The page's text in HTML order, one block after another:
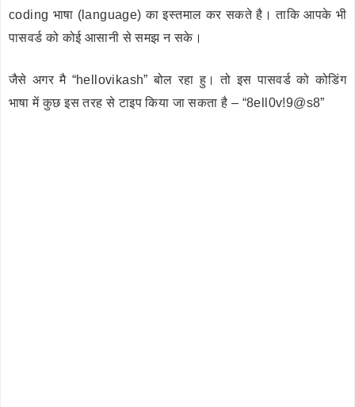
coding भाषा (language) का इस्तमाल कर सकते है। ताकि आपके भी
पासवर्ड को कोई आसानी से समझ न सके।
जैसे अगर मै “hellovikash” बोल रहा हु। तो इस पासवर्ड को कोडिंग
भाषा में कुछ इस तरह से टाइप किया जा सकता है – “8ell0v!9@s8”